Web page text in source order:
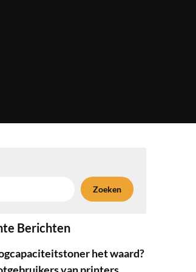
Zoeken
Berichten
het waard?